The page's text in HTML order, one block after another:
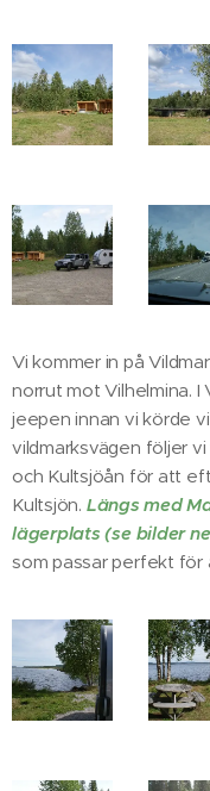
Vi kommer in på
norrut mot Vilhelmina.
jeepen innan vi körde
vildmarksvägen följer
och Kultsjöån för att
Kultsjön. Längs med
lägerplats (se bilder
som passar perfekt för